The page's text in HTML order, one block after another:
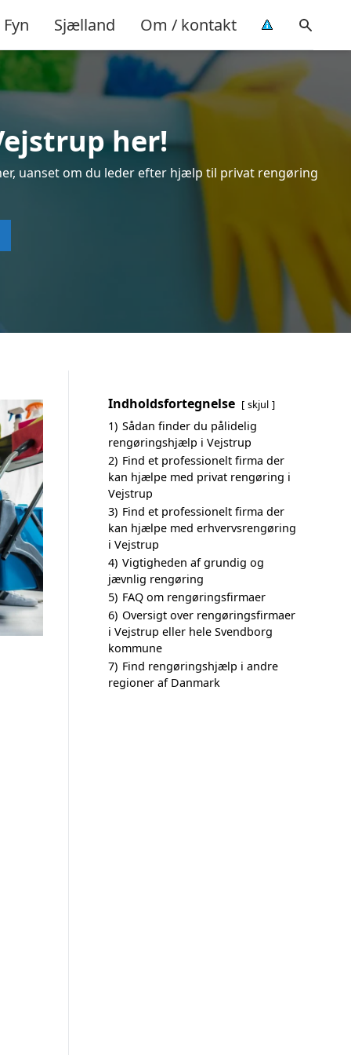
Fyn Sjælland Om / kontakt
her!
uanset om du leder efter hjælp til privat rengøring
Indholdsfortegnelse skjul
1) Sådan finder du pålidelig
rengøringshjælp i Vejstrup
2) Find et professionelt firma der
kan hjælpe med privat rengøring i
Vejstrup
3) Find et professionelt firma der
kan hjælpe med erhvervsrengøring
i Vejstrup
4) Vigtigheden af grundig og
jævnlig rengøring
5) FAQ om rengøringsfirmaer
6) Oversigt over rengøringsfirmaer
i Vejstrup eller hele Svendborg
kommune
7) Find rengøringshjælp i andre
regioner af Danmark